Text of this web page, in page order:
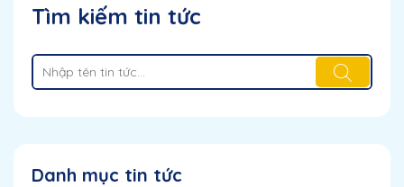
Tìm kiếm tin tức
Danh mục tin tức